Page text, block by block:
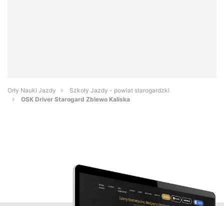
Orły Nauki Jazdy
Szkoły Jazdy - powiat starogardzki
OSK Driver Starogard Zblewo Kaliska